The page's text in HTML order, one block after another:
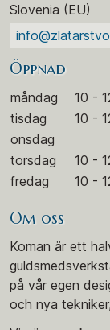
Slovenia (EU)
Öppnad
måndag 10 -
tisdag
10 -
onsdag
torsdag
10 -
fredag
10 -
Om oss
Koman är ett
på vår egen
och nya